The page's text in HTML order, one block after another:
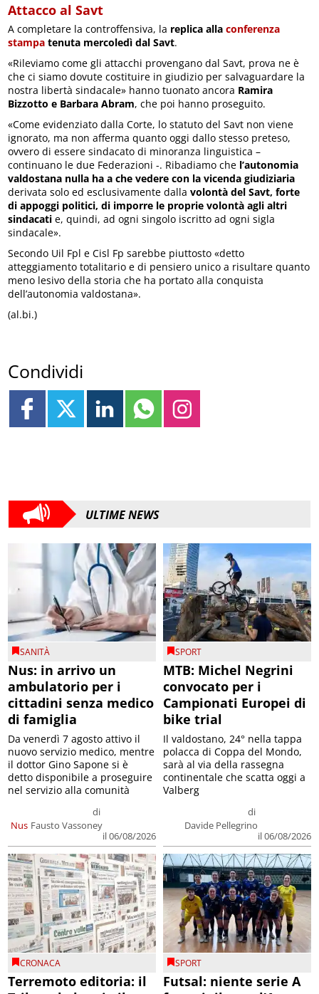
Attacco al Savt
A completare la controffensiva, la replica allaconferenza
stampa tenuta mercoledì dal Savt.
«Rileviamo come gli attacchi provengano dal Savt, prova ne è
che ci siamo dovute costituire in giudizio per salvaguardare la
nostra libertà sindacale» hanno tuonato ancora Ramira
Bizzotto e Barbara Abram, che poi hanno proseguito.
«Come evidenziato dalla Corte, lo statuto del Savt non viene
ignorato, ma non afferma quanto oggi dallo stesso preteso,
ovvero di essere sindacato di minoranza linguistica –
continuano le due Federazioni -. Ribadiamo che l’autonomia
valdostana nulla ha a che vedere con la vicenda giudiziaria
derivata solo ed esclusivamente dallavolontà del Savt, forte
di appoggi politici, di imporre le proprie volontà agli altri
sindacati e, quindi, ad ogni singolo iscritto ad ogni sigla
sindacale».
Secondo Uil Fpl e Cisl Fp sarebbe piuttosto «detto
atteggiamento totalitario e di pensiero unico a risultare quanto
meno lesivo della storia che ha portato alla conquista
dell’autonomia valdostana».
(al.bi.)
Condividi
ULTIME NEWS
SANITÀ
Nus: in arrivo un
ambulatorio per i
cittadini senza medico
di famiglia
Nus
di
Fausto Vassoney
il 06/08/2026
Da venerdì 7 agosto attivo il
nuovo servizio medico, mentre
il dottor Gino Sapone si è
detto disponibile a proseguire
nel servizio alla comunità
SPORT
MTB: Michel Negrini
convocato per i
Campionati Europei di
bike trial
di
Davide Pellegrino
il 06/08/2026
Il valdostano, 24° nella tappa
polacca di Coppa del Mondo,
sarà al via della rassegna
continentale che scatta oggi a
Valberg
CRONACA
Terremoto editoria: il
SPORT
Futsal: niente serie A